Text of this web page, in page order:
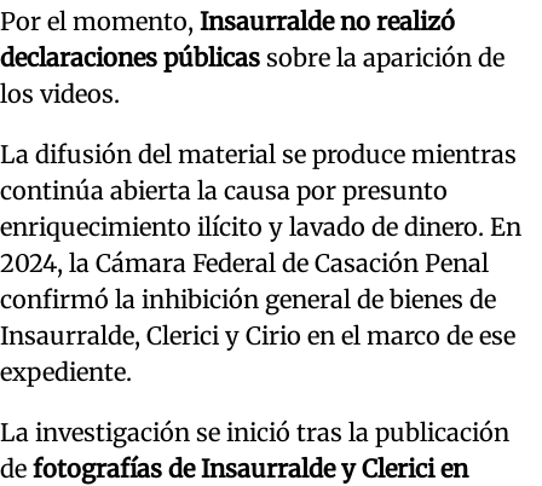
Por el momento, Insaurralde no realizó
declaraciones públicas sobre la aparición de
los videos.
La difusión del material se produce mientras
continúa abierta la causa por presunto
enriquecimiento ilícito y lavado de dinero. En
2024, la Cámara Federal de Casación Penal
confirmó la inhibición general de bienes de
Insaurralde, Clerici y Cirio en el marco de ese
expediente.
La investigación se inició tras la publicación
de fotografías de Insaurralde y Clerici en